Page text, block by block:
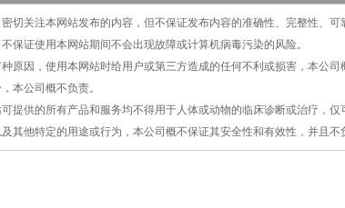
密切关注本网站发布的内容，但不保证发布内容的准确性、完整性、可
保证使用本网站期间不会出现故障或计算机病毒污染的风险。
种原因，使用本网站时给用户或第三方造成的任何不利或损害，本公
本公司概不负责。
可提供的所有产品和服务均不得用于人体或动物的临床诊断或治疗，
其他特定的用途或行为，本公司概不保证其安全性和有效性，并且不